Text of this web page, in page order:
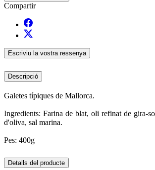
Compartir
Escriviu la vostra ressenya
Descripció
Galetes típiques de Mallorca.
Ingredients: Farina de blat, oli refinat de gira-
d'oliva, sal marina.
Pes: 400g
Detalls del producte